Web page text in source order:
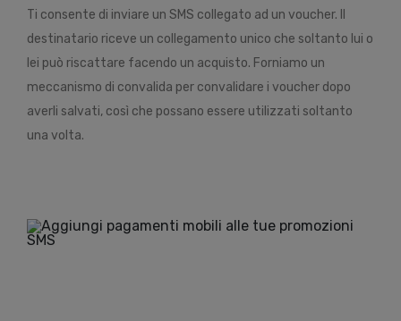
Ti consente di inviare un SMS collegato ad un voucher. Il
destinatario riceve un collegamento unico che soltanto lui o
lei può riscattare facendo un acquisto. Forniamo un
meccanismo di convalida per convalidare i voucher dopo
averli salvati, così che possano essere utilizzati soltanto
una volta.